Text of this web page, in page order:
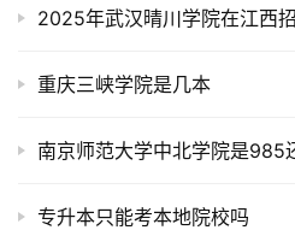
2025年武汉晴川学院在江西
重庆三峡学院是几本
南京师范大学中北学院是985
专升本只能考本地院校吗